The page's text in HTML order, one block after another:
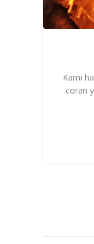
Kami
coran